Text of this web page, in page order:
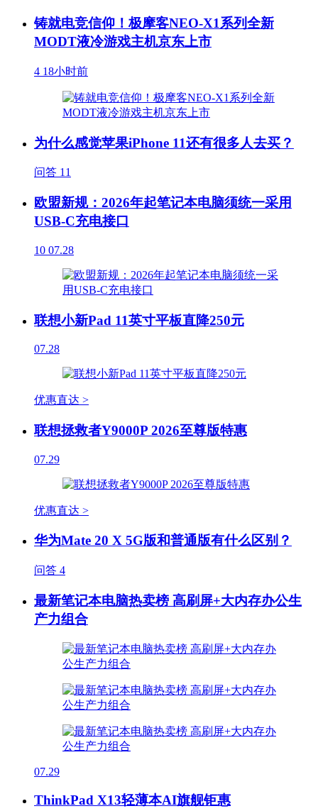
铸就电竞信仰！极摩客NEO-X1系列全新
MODT液冷游戏主机京东上市
4 18小时前
为什么感觉苹果iPhone 11还有很多人去买？
问答 11
欧盟新规：2026年起笔记本电脑须统一采用
USB-C充电接口
10 07.28
联想小新Pad 11英寸平板直降250元
07.28
优惠直达 >
联想拯救者Y9000P 2026至尊版特惠
07.29
优惠直达 >
华为Mate 20 X 5G版和普通版有什么区别？
问答 4
最新笔记本电脑热卖榜 高刷屏+大内存办公生
产力组合
07.29
ThinkPad X13轻薄本AI旗舰钜惠